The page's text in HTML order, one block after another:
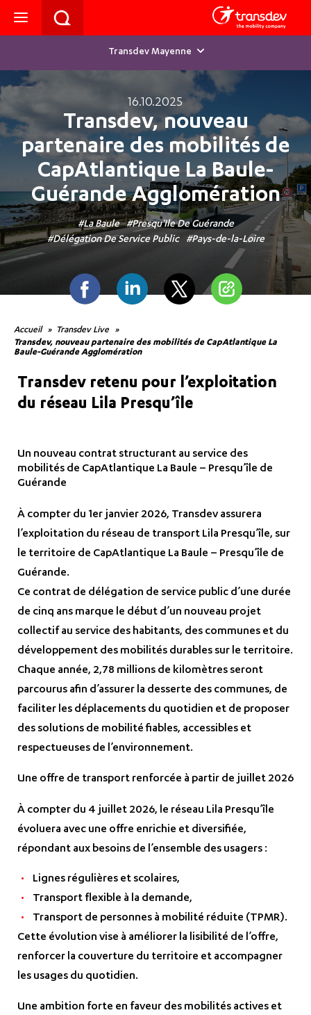
Transdev Mayenne
16.10.2025
Transdev, nouveau
partenaire des mobilités de
CapAtlantique La Baule-
Guérande Agglomération
La Baule
Presqu'Ile De Guérande
Délégation De Service Public
Pays-de-la-Loire
FacebookLinkedin Twitter Partager
Accueil
Transdev Live
Transdev, nouveau partenaire des mobilités de CapAtlantique La
Baule-Guérande Agglomération
Transdev retenu pour l’exploitation
du réseau Lila Presqu’île
Un nouveau contrat structurant au service des
mobilités de CapAtlantique La Baule – Presqu’île de
Guérande
À compter du 1er janvier 2026, Transdev assurera
l’exploitation du réseau de transport Lila Presqu’île, sur
le territoire de CapAtlantique La Baule – Presqu’île de
Guérande.
Ce contrat de délégation de service public d’une durée
de cinq ans marque le début d’un nouveau projet
collectif au service des habitants, des communes et du
développement des mobilités durables sur le territoire.
Chaque année, 2,78 millions de kilomètres seront
parcourus afin d’assurer la desserte des communes, de
faciliter les déplacements du quotidien et de proposer
des solutions de mobilité fiables, accessibles et
respectueuses de l’environnement.
Une offre de transport renforcée à partir de juillet 2026
À compter du 4 juillet 2026, le réseau Lila Presqu’île
évoluera avec une offre enrichie et diversifiée,
répondant aux besoins de l’ensemble des usagers :
Lignes régulières et scolaires,
Transport flexible à la demande,
Transport de personnes à mobilité réduite (TPMR).
Cette évolution vise à améliorer la lisibilité de l’offre,
renforcer la couverture du territoire et accompagner
les usages du quotidien.
Une ambition forte en faveur des mobilités actives et